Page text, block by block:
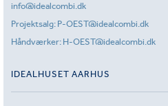
info@idealcombi.dk
Projektsalg: P-OEST@idealcombi.dk
Håndværker: H-OEST@idealcombi.dk
IDEALHUSET AARHUS